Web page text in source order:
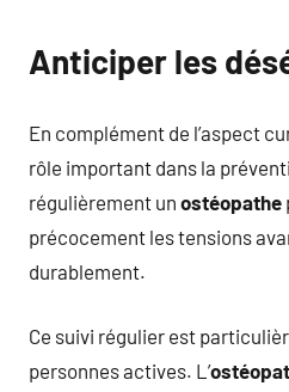
Anticiper les
En complément de l’aspect
rôle important dans la
régulièrement un ostéopathe
précocement les tensions
durablement.
Ce suivi régulier est
personnes actives. L’